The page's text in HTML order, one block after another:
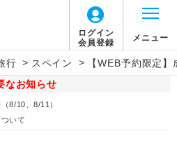
ログイン
会員登録
メニュー
行 > スペイン >
【WEB予約限定
なお知らせ
8/10、8/11）
いて